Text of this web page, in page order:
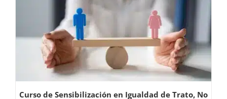
Curso de Sensibilización en Igualdad de Trato, No